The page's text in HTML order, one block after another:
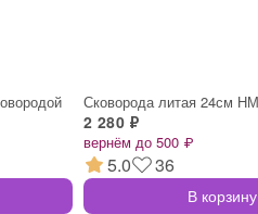
Сковорода литая 24см
2 280 ₽
вернём до 500 ₽
5.0 36
В корзину